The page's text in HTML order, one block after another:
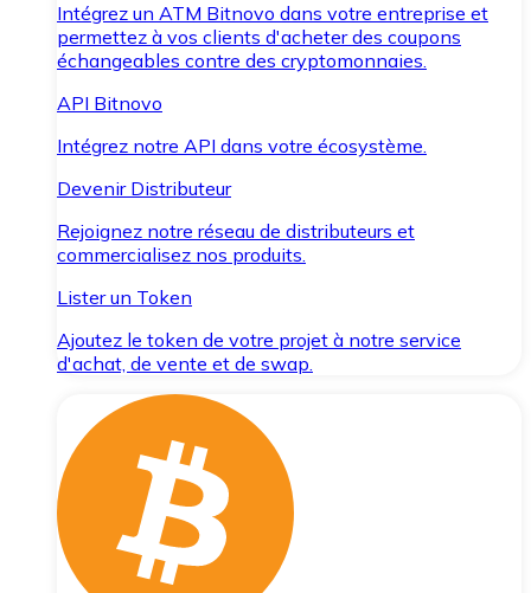
Intégrez un ATM Bitnovo dans votre entreprise et
permettez à vos clients d'acheter des coupons
échangeables contre des cryptomonnaies.
API Bitnovo
Intégrez notre API dans votre écosystème.
Devenir Distributeur
Rejoignez notre réseau de distributeurs et
commercialisez nos produits.
Lister un Token
Ajoutez le token de votre projet à notre service
d'achat, de vente et de swap.